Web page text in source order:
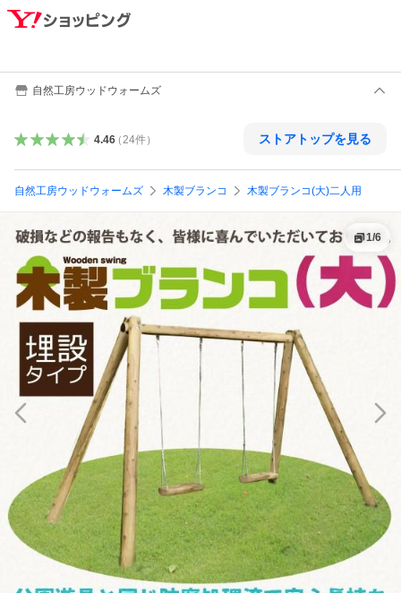
自然工房ウッドウォームズ
4.46（ 24件） ストアトップを見る
自然工房ウッドウォームズ 木製ブランコ 木製ブランコ(大)二人用
1/6